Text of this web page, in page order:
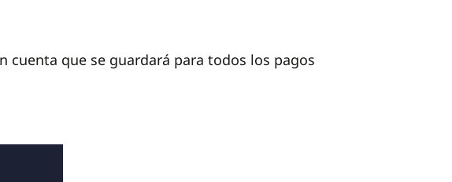
cuenta que se guardará para todos los pagos